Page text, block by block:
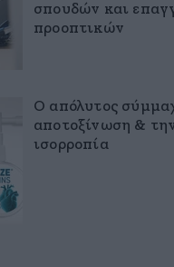
σπουδών και
προοπτικών
Ο απόλυτος
αποτοξίνωση &
ισορροπία